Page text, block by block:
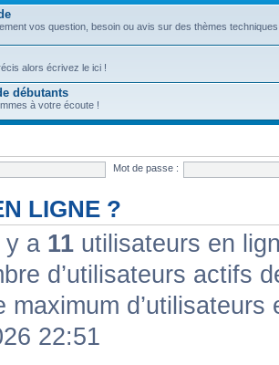
vos question, besoin ou avis sur des thèmes
alors écrivez le ici !
débutants
à votre écoute !
Mot de passe :
LIGNE ?
y a 11 utilisateurs en
d’utilisateurs actifs
maximum
22:51